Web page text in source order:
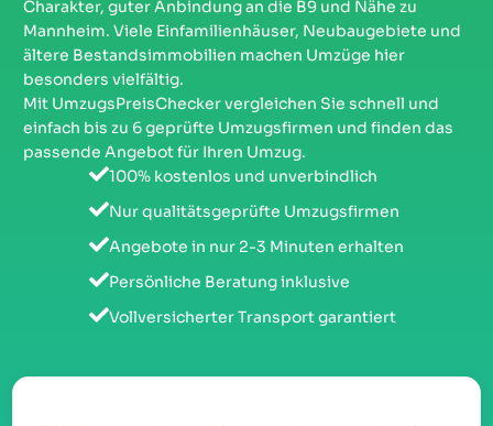
Charakter, guter Anbindung an die B9 und Nähe zu
Mannheim. Viele Einfamilienhäuser, Neubaugebiete und
ältere Bestandsimmobilien machen Umzüge hier
besonders vielfältig.
Mit UmzugsPreisChecker vergleichen Sie schnell und
einfach bis zu 6 geprüfte Umzugsfirmen und finden das
passende Angebot für Ihren Umzug.
100% kostenlos und unverbindlich
Nur qualitätsgeprüfte Umzugsfirmen
Angebote in nur 2-3 Minuten erhalten
Persönliche Beratung inklusive
Vollversicherter Transport garantiert